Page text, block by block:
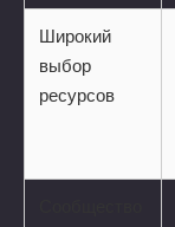
Широкий
выбор
ресурсов